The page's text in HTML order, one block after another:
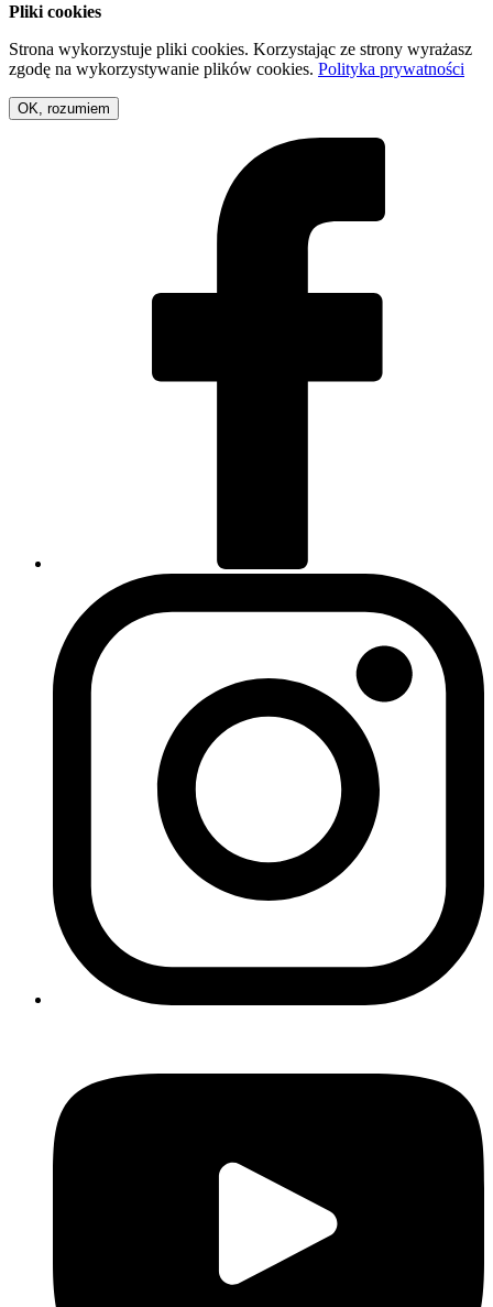
Pliki cookies
Strona wykorzystuje pliki cookies. Korzystając ze strony wyrażasz
zgodę na wykorzystywanie plików cookies. Polityka prywatności
OK, rozumiem